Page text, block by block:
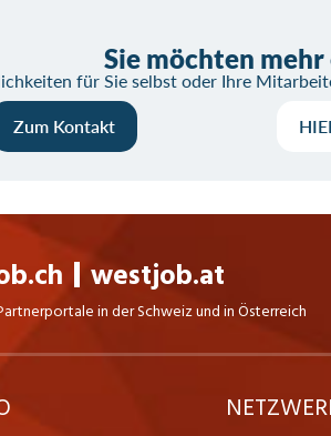
westjob.at
in der Schweiz und in Österreich